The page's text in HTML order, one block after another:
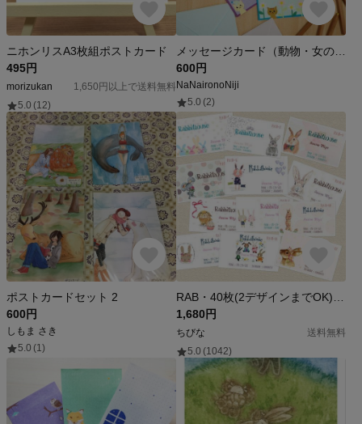
ニホンリスA3枚組ポストカード
495円
morizukan
1,650円以上で送料無料
5.0 (12)
600円
NaNaironoNiji
5.0 (2)
ポストカードセット 2
600円
しもま さき
5.0 (1)
1,680円
ちびな
送料無料
5.0 (1042)